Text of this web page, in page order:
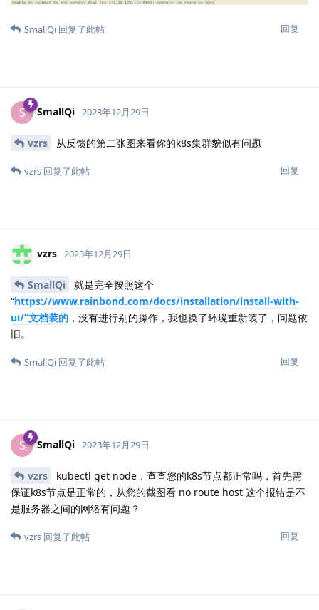
回复
SmallQi 回复了此帖
S SmallQi 2023年12月29日
vzrs 从反馈的第二张图来看你的k8s集群貌似有问题
回复
vzrs 回复了此帖
vzrs 2023年12月29日
SmallQi
就是完全按照这个
“https://www.rainbond.com/docs/installation/install-with-
ui/”文档装的 ，没有进行别的操作，我也换了环境重新装了，问题依
旧。
回复
SmallQi 回复了此帖
S SmallQi 2023年12月29日
vzrs
kubectl get node，查查您的k8s节点都正常吗，首先需
保证k8s节点是正常的，从您的截图看 no route host 这个报错是不
是服务器之间的网络有问题？
回复
vzrs 回复了此帖